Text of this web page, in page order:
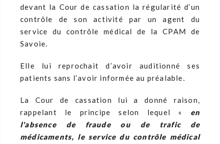
devant la Cour de cassation la régularité d’un
contrôle de son activité par un agent du
service du contrôle médical de la CPAM de
Savoie.
Elle lui reprochait d’avoir auditionné ses
patients sans l’avoir informée au préalable.
La Cour de cassation lui a donné raison,
rappelant le principe selon lequel « en
l'absence de fraude ou de trafic de
médicaments, le service du contrôle médical